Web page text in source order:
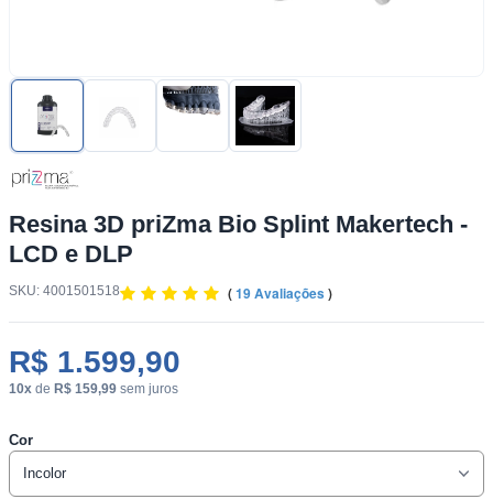
Resina 3D priZma Bio Splint Makertech -
LCD e DLP
SKU: 4001501518 (19 Avaliações )
R$ 1.599,90
10x de R$ 159,99 sem juros
Cor